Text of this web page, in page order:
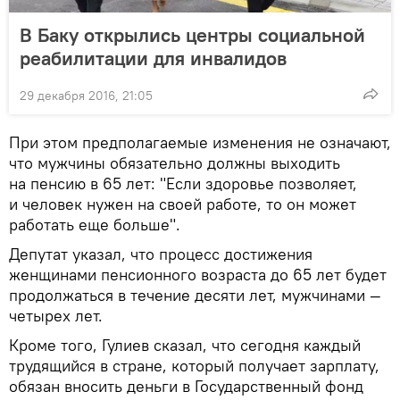
В Баку открылись центры социальной
реабилитации для инвалидов
29 декабря 2016, 21:05
При этом предполагаемые изменения не означают,
что мужчины обязательно должны выходить
на пенсию в 65 лет: "Если здоровье позволяет,
и человек нужен на своей работе, то он может
работать еще больше".
Депутат указал, что процесс достижения
женщинами пенсионного возраста до 65 лет будет
продолжаться в течение десяти лет, мужчинами —
четырех лет.
Кроме того, Гулиев сказал, что сегодня каждый
трудящийся в стране, который получает зарплату,
обязан вносить деньги в Государственный фонд